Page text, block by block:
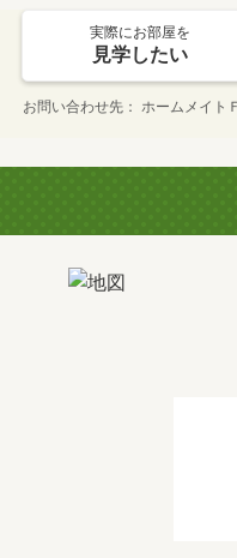
実際にお部屋を
見学したい
お問い合わせ先 ホームメイト